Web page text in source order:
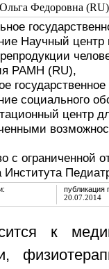
Федоровна (RU)
Научный центр
РАМН (RU),
социального
центр
с ограниченной
Института
публикация
20.07.2014
к